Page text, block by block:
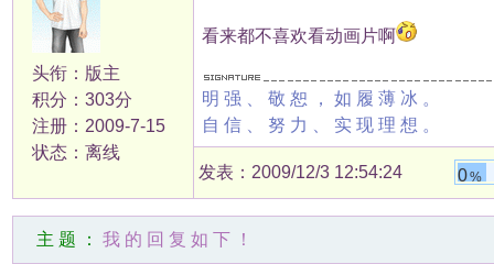
头衔：版主
积分：303分
注册：2009-7-15
状态：离线
看来都不喜欢看动画片啊
明强、敬恕，如履薄冰。
自信、努力、实现理想。
发表：2009/12/3 12:54:24 0%
主题： 我的回复如下！